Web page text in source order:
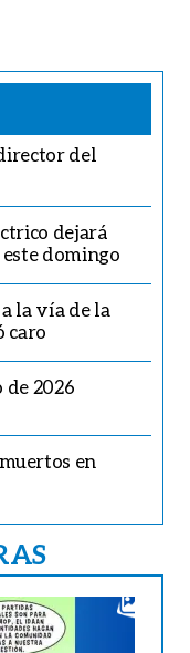
del
dejará
domingo
la vía de la
caro
de 2026
en